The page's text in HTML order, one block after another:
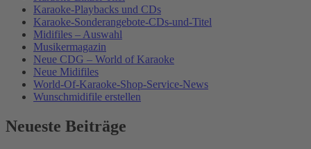
Karaoke-Playbacks und CDs
Karaoke-Sonderangebote-CDs-und-Titel
Midifiles – Auswahl
Musikermagazin
Neue CDG – World of Karaoke
Neue Midifiles
World-Of-Karaoke-Shop-Service-News
Wunschmidifile erstellen
Neueste Beiträge